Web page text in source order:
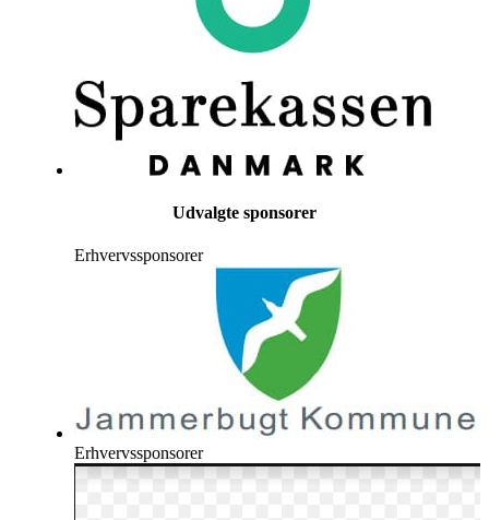
Udvalgte sponsorer
Erhvervssponsorer
Erhvervssponsorer